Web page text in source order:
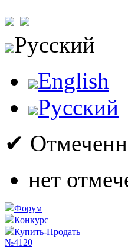
Русский
English
Русский
✔
нет
Форум
Конкурс
Купить-Продать
№4120